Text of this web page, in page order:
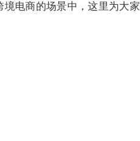
电商的场景中，这里为大家